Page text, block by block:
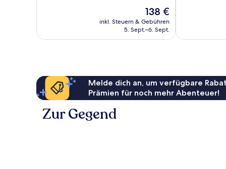
Der
Preis
beträgt
138 €
inkl. Steuern & Gebühren
5. Sept.–6. Sept.
Melde dich an, um verfügbare
Prämien für noch mehr Abenteuer!
Zur Gegend